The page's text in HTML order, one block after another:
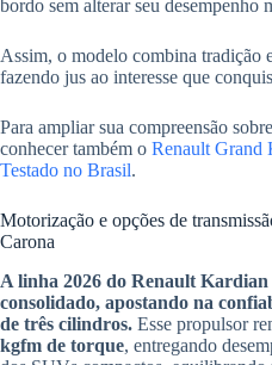
bordo sem alterar seu desempenho
Assim, o modelo combina tradição
fazendo jus ao interesse que
Para ampliar sua compreensão
conhecer também o Renault Grand
Testado no Brasil.
Motorização e opções de
Carona
A linha 2026 do Renault
consolidado, apostando na
de três cilindros. Esse propulsor
kgfm de torque, entregando